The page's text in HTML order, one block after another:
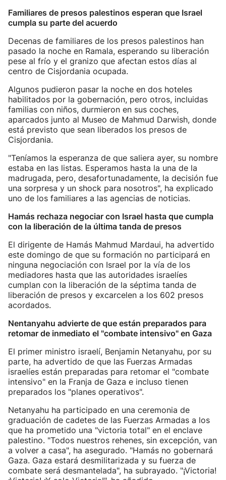
Familiares de presos palestinos esperan que Israel
cumpla su parte del acuerdo
Decenas de familiares de los presos palestinos han
pasado la noche en Ramala, esperando su liberación
pese al frío y el granizo que afectan estos días al
centro de Cisjordania ocupada.
Algunos pudieron pasar la noche en dos hoteles
habilitados por la gobernación, pero otros, incluidas
familias con niños, durmieron en sus coches,
aparcados junto al Museo de Mahmud Darwish, donde
está previsto que sean liberados los presos de
Cisjordania.
"Teníamos la esperanza de que saliera ayer, su nombre
estaba en las listas. Esperamos hasta la una de la
madrugada, pero, desafortunadamente, la decisión fue
una sorpresa y un shock para nosotros", ha explicado
uno de los familiares a las agencias de noticias.
Hamás rechaza negociar con Israel hasta que cumpla
con la liberación de la última tanda de presos
El dirigente de Hamás Mahmud Mardaui, ha advertido
este domingo de que su formación no participará en
ninguna negociación con Israel por la vía de los
mediadores hasta que las autoridades israelíes
cumplan con la liberación de la séptima tanda de
liberación de presos y excarcelen a los 602 presos
acordados.
Nentanyahu advierte de que están preparados para
retomar de inmediato el "combate intensivo" en Gaza
El primer ministro israelí, Benjamin Netanyahu, por su
parte, ha advertido de que las Fuerzas Armadas
israelíes están preparadas para retomar el "combate
intensivo" en la Franja de Gaza e incluso tienen
preparados los "planes operativos".
Netanyahu ha participado en una ceremonia de
graduación de cadetes de las Fuerzas Armadas a los
que ha prometido una "victoria total" en el enclave
palestino. "Todos nuestros rehenes, sin excepción, van
a volver a casa", ha asegurado. "Hamás no gobernará
Gaza. Gaza estará desmilitarizada y su fuerza de
combate será desmantelada", ha subrayado. "¡Victoria!